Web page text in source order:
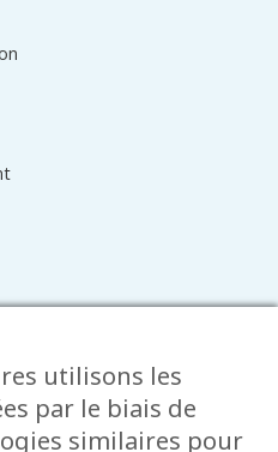
utilisons les
par le biais de
similaires pour